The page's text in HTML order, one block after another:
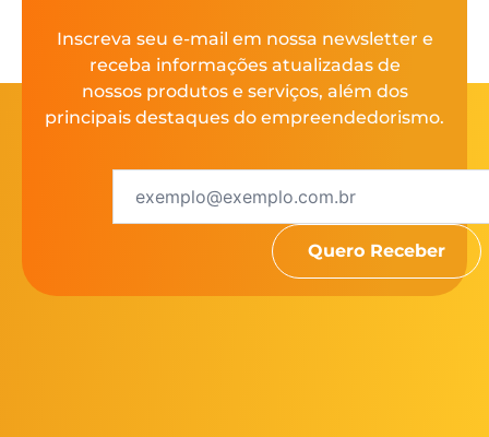
Inscreva seu e-mail em nossa newsletter e
receba informações atualizadas de
nossos produtos e serviços, além dos
principais destaques do empreendedorismo.